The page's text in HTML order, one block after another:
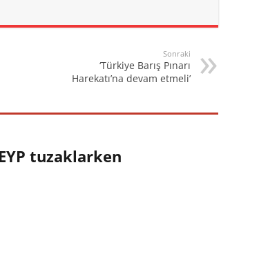
Sonraki
‘Türkiye Barış Pınarı
Harekatı’na devam etmeli’
tuzaklarken